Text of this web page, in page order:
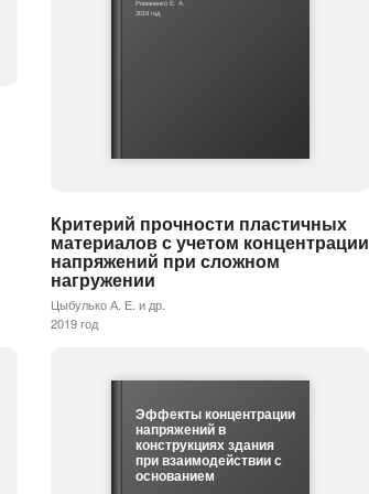
Романенко Е. А.
2019 год
Критерий прочности пластичных
материалов с учетом концентрации
напряжений при сложном
нагружении
Цыбулько А. Е. и др.
2019 год
Эффекты концентрации
напряжений в
конструкциях здания
при взаимодействии с
основанием